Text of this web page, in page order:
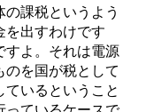
課税というよう
を出すわけです
すよ。それは電源
を国が税として
いるということ